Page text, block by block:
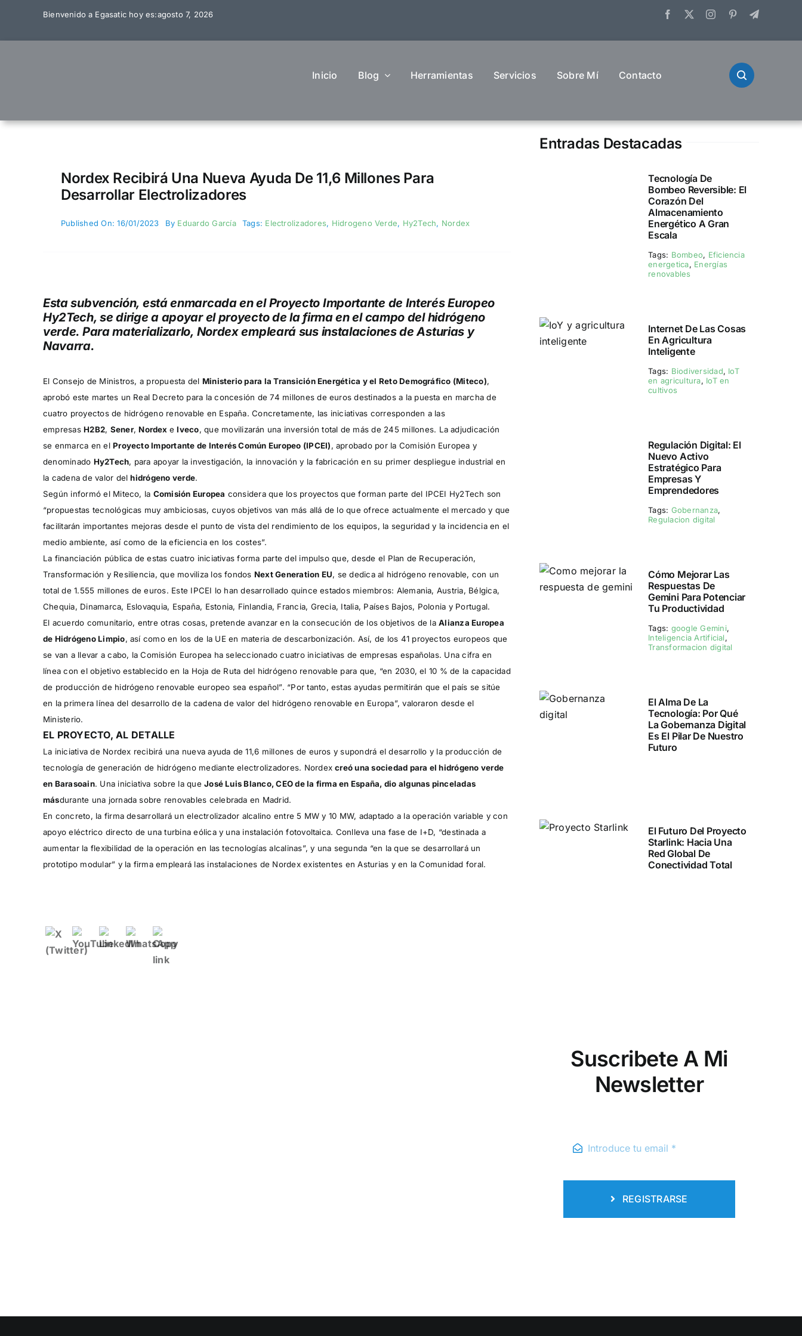
content
Bienvenido a Egasatic hoy es:agosto 7, 2026
Inicio Blog Herramientas Servicios Sobre Mí Contacto
Nordex Recibirá Una Nueva Ayuda De 11,6 Millones Para
Desarrollar Electrolizadores
Published On: 16/01/2023 By Eduardo García Tags: Electrolizadores, Hidrogeno Verde, Hy2Tech, Nordex
Esta subvención, está enmarcada en el Proyecto Importante de Interés Europeo
Hy2Tech, se dirige a apoyar el proyecto de la firma en el campo del hidrógeno
verde. Para materializarlo, Nordex empleará sus instalaciones de Asturias y
Navarra.
El Consejo de Ministros, a propuesta del Ministerio para la Transición Energética y el Reto Demográfico (Miteco),
aprobó este martes un Real Decreto para la concesión de 74 millones de euros destinados a la puesta en marcha de
cuatro proyectos de hidrógeno renovable en España. Concretamente, las iniciativas corresponden a las
empresasH2B2, Sener,Nordex eIveco, que movilizarán una inversión total de más de 245 millones. La adjudicación
se enmarca en elProyecto Importante de Interés Común Europeo (IPCEI), aprobado por la Comisión Europea y
denominado Hy2Tech, para apoyar la investigación, la innovación y la fabricación en su primer despliegue industrial en
la cadena de valor delhidrógeno verde.
Según informó el Miteco, la Comisión Europea considera que los proyectos que forman parte del IPCEI Hy2Tech son
“propuestas tecnológicas muy ambiciosas, cuyos objetivos van más allá de lo que ofrece actualmente el mercado y que
facilitarán importantes mejoras desde el punto de vista del rendimiento de los equipos, la seguridad y la incidencia en el
medio ambiente, así como de la eficiencia en los costes”.
La financiación pública de estas cuatro iniciativas forma parte del impulso que, desde el Plan de Recuperación,
Transformación y Resiliencia, que moviliza los fondos Next Generation EU, se dedica al hidrógeno renovable, con un
total de 1.555 millones de euros. Este IPCEI lo han desarrollado quince estados miembros: Alemania, Austria, Bélgica,
Chequia, Dinamarca, Eslovaquia, España, Estonia, Finlandia, Francia, Grecia, Italia, Países Bajos, Polonia y Portugal.
El acuerdo comunitario, entre otras cosas, pretende avanzar en la consecución de los objetivos de laAlianza Europea
de Hidrógeno Limpio, así como en los de la UE en materia de descarbonización. Así, de los 41 proyectos europeos que
se van a llevar a cabo, la Comisión Europea ha seleccionado cuatro iniciativas de empresas españolas. Una cifra en
línea con el objetivo establecido en la Hoja de Ruta del hidrógeno renovable para que, “en 2030, el 10 % de la capacidad
de producción de hidrógeno renovable europeo sea español”. “Por tanto, estas ayudas permitirán que el país se sitúe
en la primera línea del desarrollo de la cadena de valor del hidrógeno renovable en Europa”, valoraron desde el
Ministerio.
EL PROYECTO, AL DETALLE
La iniciativa de Nordex recibirá una nueva ayuda de 11,6 millones de euros y supondrá el desarrollo y la producción de
tecnología de generación de hidrógeno mediante electrolizadores. Nordexcreó una sociedad para el hidrógeno verde
en Barasoain. Una iniciativa sobre la queJosé Luis Blanco, CEO de la firma en España, dio algunas pinceladas
másdurante una jornada sobre renovables celebrada en Madrid.
En concreto, la firma desarrollará un electrolizador alcalino entre 5 MW y 10 MW, adaptado a la operación variable y con
apoyo eléctrico directo de una turbina eólica y una instalación fotovoltaica. Conlleva una fase de I+D, “destinada a
aumentar la flexibilidad de la operación en las tecnologías alcalinas”, y una segunda “en la que se desarrollará un
prototipo modular” y la firma empleará las instalaciones de Nordex existentes en Asturias y en la Comunidad foral.
Entradas Destacadas
Tecnología De
Bombeo Reversible: El
Corazón Del
Almacenamiento
Energético A Gran
Escala
Tags: Bombeo, Eficiencia
energetica, Energías
renovables
Internet De Las Cosas
En Agricultura
Inteligente
Tags: Biodiversidad, IoT
en agricultura, IoT en
cultivos
Regulación Digital: El
Nuevo Activo
Estratégico Para
Empresas Y
Emprendedores
Tags: Gobernanza,
Regulacion digital
Cómo Mejorar Las
Respuestas De
Gemini Para Potenciar
Tu Productividad
Tags: google Gemini,
Inteligencia Artificial,
Transformacion digital
El Alma De La
Tecnología: Por Qué
La Gobernanza Digital
Es El Pilar De Nuestro
Futuro
El Futuro Del Proyecto
Starlink: Hacia Una
Red Global De
Conectividad Total
Suscribete A Mi
Newsletter
REGISTRARSE